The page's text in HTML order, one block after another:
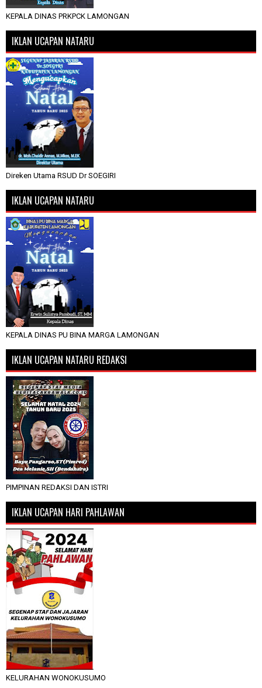
KEPALA DINAS PRKPCK LAMONGAN
IKLAN UCAPAN NATARU
Direken Utama RSUD Dr SOEGIRI
IKLAN UCAPAN NATARU
KEPALA DINAS PU BINA MARGA LAMONGAN
IKLAN UCAPAN NATARU REDAKSI
PIMPINAN REDAKSI DAN ISTRI
IKLAN UCAPAN HARI PAHLAWAN
KELURAHAN WONOKUSUMO